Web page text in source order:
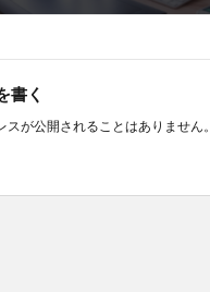
書く
スが公開されることはありません。